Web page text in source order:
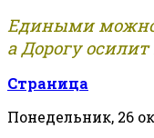
Едиными можно
а Дорогу
Страница
Понедельник, 26